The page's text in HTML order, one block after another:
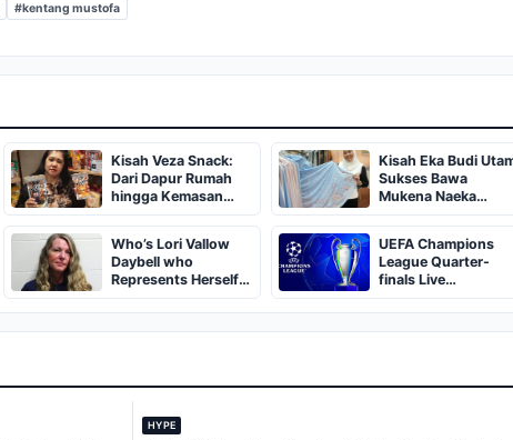
#kentang mustofa
Kisah Veza Snack:
Dari Dapur Rumah
hingga Kemasan
Modern Berkat BRI
Kisah Eka Budi
Sukses Bawa
Mukena Naeka
Tembus Pasar
Who’s Lori Vallow
Daybell who
Represents Herself
in Fourth Husband's
Murder Trial
UEFA Champions
League Quarter-
finals Live
Streaming: Leg 1
Fixtures, Timings,
When And Where
HYPE